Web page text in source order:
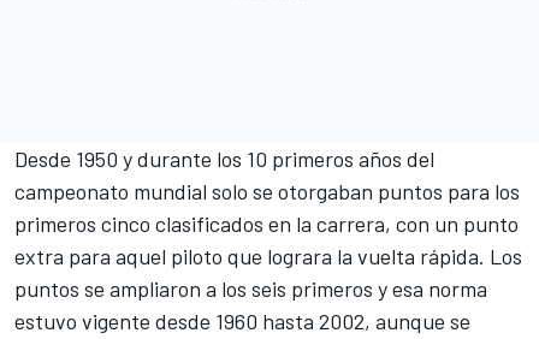
Desde 1950 y durante los 10 primeros años del
campeonato mundial solo se otorgaban puntos para los
primeros cinco clasificados en la carrera, con un punto
extra para aquel piloto que lograra la vuelta rápida. Los
puntos se ampliaron a los seis primeros y esa norma
estuvo vigente desde 1960 hasta 2002, aunque se